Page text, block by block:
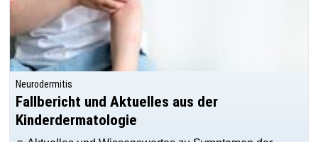
Neurodermitis
Fallbericht und Aktuelles aus der
Kinderdermatologie